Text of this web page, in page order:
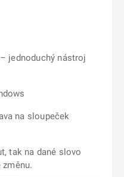
jednoduchý nástroj
na sloupeček
tak na dané slovo